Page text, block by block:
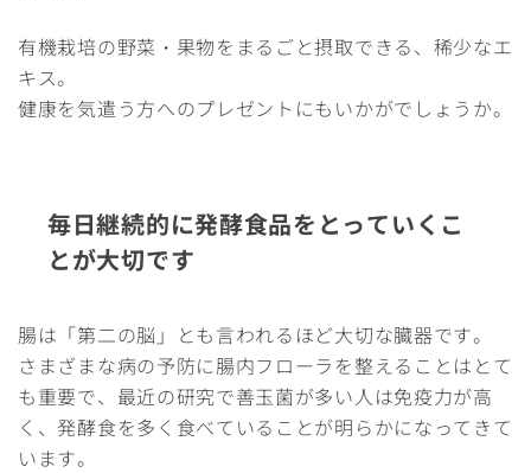
有機栽培の野菜・果物をまるごと摂取できる、稀少なエ
キス。
健康を気遣う方へのプレゼントにもいかがでしょうか。
毎日継続的に発酵食品をとっていくこ
とが大切です
腸は「第二の脳」とも言われるほど大切な臓器です。
さまざまな病の予防に腸内フローラを整えることはとて
も重要で、最近の研究で善玉菌が多い人は免疫力が高
く、発酵食を多く食べていることが明らかになってきて
います。